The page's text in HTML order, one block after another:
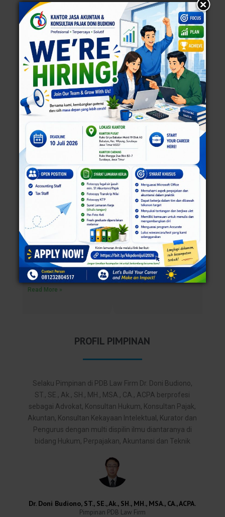
Read More »
Pembagian Waris Untuk Anak Tiri
Author: Putri Ayu Trisnawati Anak tiri adalah anak
salah seorang suami atau istri sebagai hasil
perkawinannya dengan istri atau suaminya yang
terdahulu. Pada dasarnya anak
Read More »
PROFIL PIMPINAN
Selaku Pimpinan di PDB Law Firm Dr. Doni Budiono,
ST., SE., Ak., SH., MH., MSA., CA., ACPA berprofesi
sebagai Advokat, Konsultan Hukum, Konsultan Pajak,
Akuntan, Konsultan Kekayaan Intelektual, Kurator dan
Pengurus dengan multi dispilin ilmu diantaranya di
bidang Hukum, Perpajakan, Akuntansi dan Teknik
Dr. Doni Budiono, ST., SE., Ak., SH., MH., MSA., CA., ACPA.
Pimpinan PDB Law Firm